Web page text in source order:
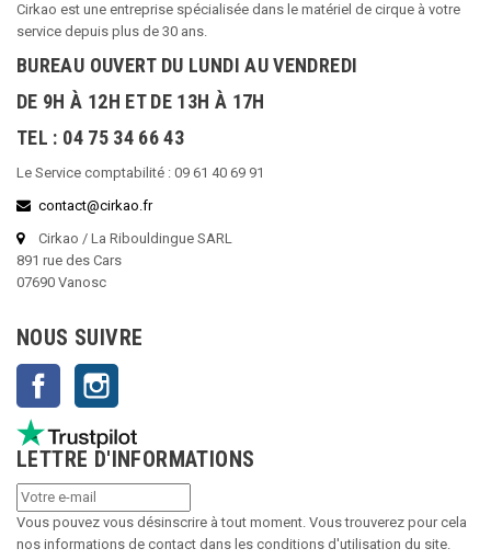
Cirkao est une entreprise spécialisée dans le matériel de cirque à votre
service depuis plus de 30 ans.
BUREAU OUVERT DU LUNDI AU VENDREDI
DE 9H À 12H ET DE 13H À 17H
TEL : 04 75 34 66 43
Le Service comptabilité : 09 61 40 69 91
contact@cirkao.fr
Cirkao / La Ribouldingue SARL
891 rue des Cars
07690 Vanosc
NOUS SUIVRE
Facebook
LETTRE D'INFORMATIONS
Vous pouvez vous désinscrire à tout moment. Vous trouverez pour cela
nos informations de contact dans les conditions d'utilisation du site.